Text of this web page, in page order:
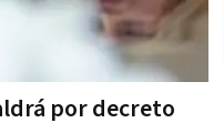
por decreto